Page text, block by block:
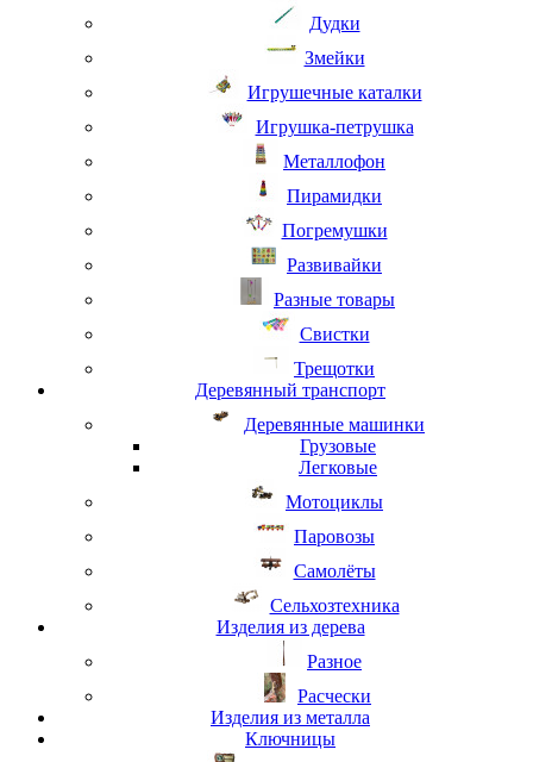
Дудки
Змейки
Игрушечные каталки
Игрушка-петрушка
Металлофон
Пирамидки
Погремушки
Развивайки
Разные товары
Свистки
Трещотки
Деревянный транспорт
Деревянные машинки
Грузовые
Легковые
Мотоциклы
Паровозы
Самолёты
Сельхозтехника
Изделия из дерева
Разное
Расчески
Изделия из металла
Ключницы